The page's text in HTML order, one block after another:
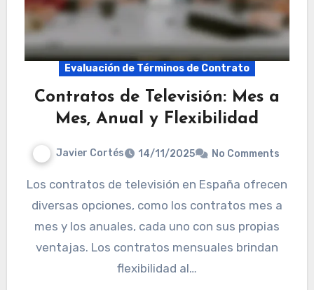
Evaluación de Términos de Contrato
Contratos de Televisión: Mes a
Mes, Anual y Flexibilidad
Javier Cortés 14/11/2025 No Comments
Los contratos de televisión en España ofrecen
diversas opciones, como los contratos mes a
mes y los anuales, cada uno con sus propias
ventajas. Los contratos mensuales brindan
flexibilidad al…